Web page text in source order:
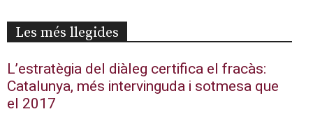
Les més llegides
L’estratègia del diàleg certifica el fracàs:
Catalunya, més intervinguda i sotmesa que
el 2017